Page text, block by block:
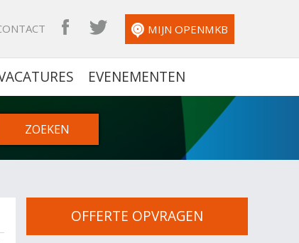
OPENMKB FACEBOOK
OPENMKB TWITTER
MIJN OPENMKB
EVENEMENTEN
OFFERTE OPVRAGEN